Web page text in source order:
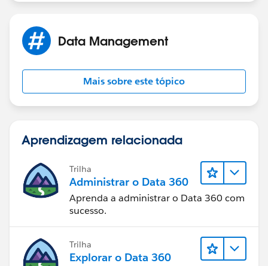
Data Management
Mais sobre este tópico
Aprendizagem relacionada
Trilha
Administrar o Data 360
Aprenda a administrar o Data 360 com
sucesso.
Trilha
Explorar o Data 360